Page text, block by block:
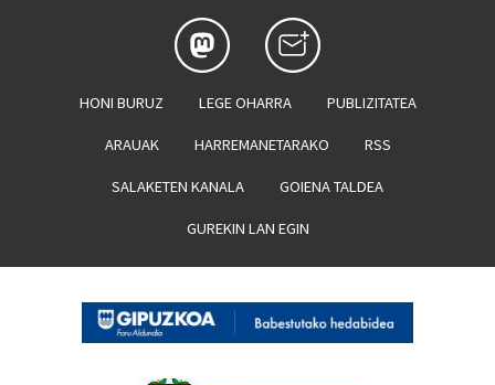
HONI BURUZ LEGE OHARRA PUBLIZITATEA
ARAUAK HARREMANETARAKO RSS
SALAKETEN KANALA GOIENA TALDEA
GUREKIN LAN EGIN